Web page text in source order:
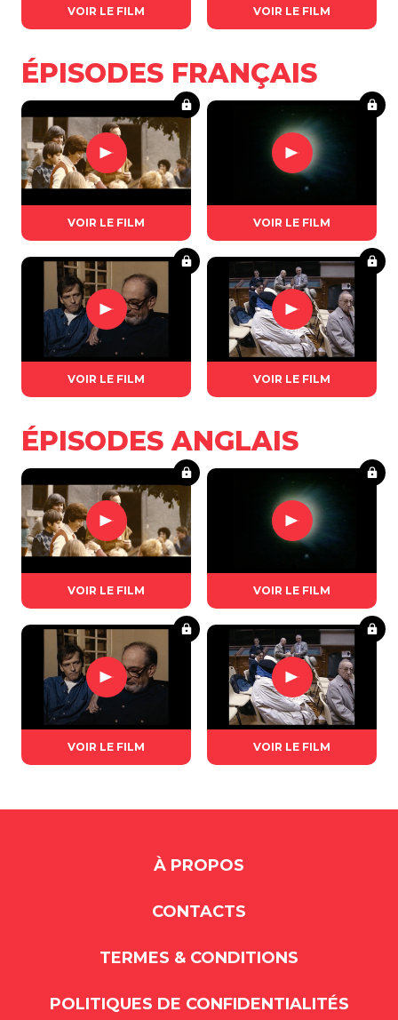
VOIR LE FILM VOIR LE FILM
ÉPISODES FRANÇAIS
VOIR LE FILM VOIR LE FILM
VOIR LE FILM VOIR LE FILM
ÉPISODES ANGLAIS
VOIR LE FILM VOIR LE FILM
VOIR LE FILM VOIR LE FILM
À PROPOS
CONTACTS
TERMES & CONDITIONS
POLITIQUES DE CONFIDENTIALITÉS